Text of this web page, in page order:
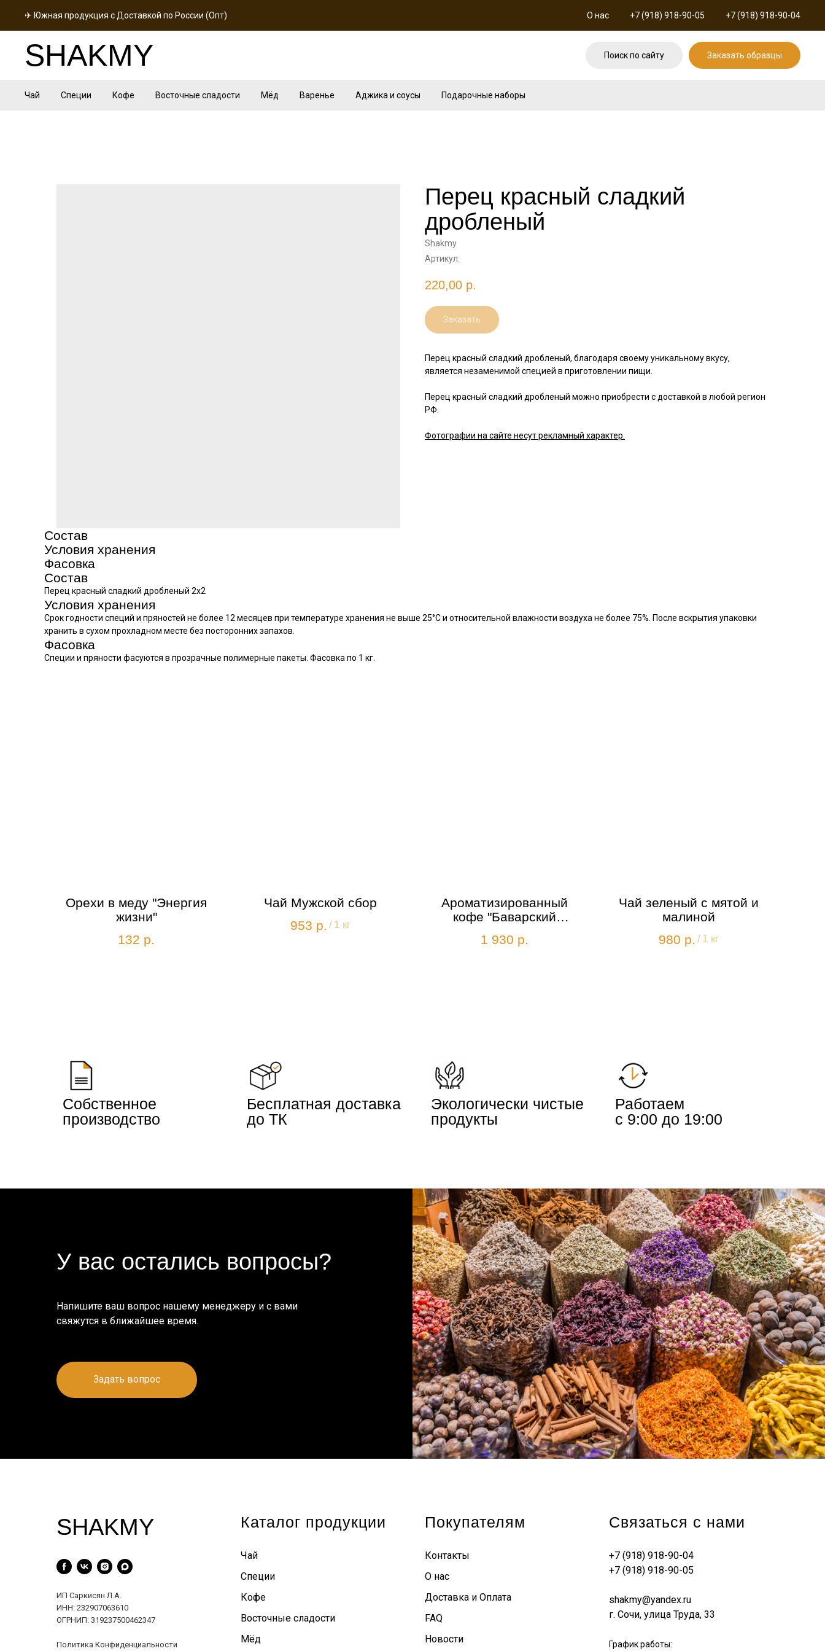
✈ Южная продукция с Доставкой по России (Опт) О нас +7 (918) 918-90-05 +7 (918) 918-90-04
SHAKMY Поиск по сайту Заказать образцы
Чай Специи Кофе Восточные сладости Мёд Варенье Аджика и соусы Подарочные наборы
Перец красный сладкий
дробленый
Shakmy
Артикул:
220,00 р.
Заказать
Перец красный сладкий дробленый, благодаря своему уникальному вкусу,
является незаменимой специей в приготовлении пищи.
Перец красный сладкий дробленый можно приобрести с доставкой в любой регион
РФ.
Фотографии на сайте несут рекламный характер.
Состав
Условия хранения
Фасовка
Состав
Перец красный сладкий дробленый 2х2
Условия хранения
Срок годности специй и пряностей не более 12 месяцев при температуре хранения не выше 25°С и относительной влажности воздуха не более 75%. После вскрытия упаковки
хранить в сухом прохладном месте без посторонних запахов.
Фасовка
Специи и пряности фасуются в прозрачные полимерные пакеты. Фасовка по 1 кг.
Орехи в меду "Энергия
жизни"
132 р.
Чай Мужской сбор
953 р. / 1 кг
Ароматизированный
кофе "Баварский
1 930 р.
Чай зеленый с мятой и
малиной
980 р. / 1 кг
Собственное
производство
Бесплатная доставка
до ТК
Экологически чистые
продукты
Работаем
с 9:00 до 19:00
У вас остались вопросы?
Напишите ваш вопрос нашему менеджеру и с вами
свяжутся в ближайшее время.
Задать вопрос
SHAKMY
ИП Саркисян Л.А.
ИНН: 232907063610
ОГРНИП: 319237500462347
Политика Конфиденциальности
Каталог продукции
Чай
Специи
Кофе
Восточные сладости
Мёд
Покупателям
Контакты
О нас
Доставка и Оплата
FAQ
Новости
Связаться с нами
+7 (918) 918-90-04
+7 (918) 918-90-05
shakmy@yandex.ru
г. Сочи, улица Труда, 33
График работы: